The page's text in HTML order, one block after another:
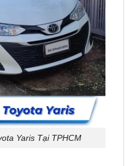
Yaris Tại TPHCM
cho xe Toyota Yaris?